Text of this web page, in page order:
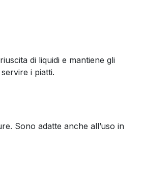
di liquidi e mantiene gli
i piatti.
Sono adatte anche all’uso in